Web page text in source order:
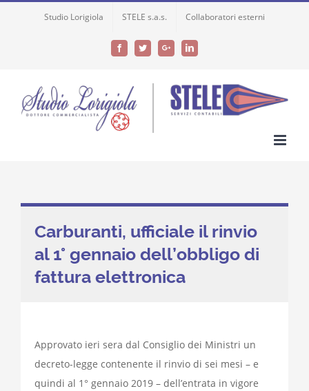
Studio Lorigiola STELE s.a.s. Collaboratori esterni
FacebookTwitterGoogle+LinkedIn
Carburanti, ufficiale il rinvio
al 1° gennaio dell’obbligo di
fattura elettronica
Approvato ieri sera dal Consiglio dei Ministri un
decreto-legge contenente il rinvio di sei mesi – e
quindi al 1° gennaio 2019 – dell’entrata in vigore